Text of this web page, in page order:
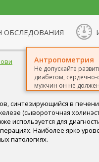
ОБСЛЕДОВАНИЯ
Антропометрия
Не допускайте
диабетом, сердечно-
мужчин он не
синтезирующийся в
(сывороточная
используется для
Наиболее ярко
патологиях.